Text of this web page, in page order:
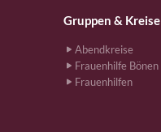
Gruppen & Kreise
Abendkreise
Frauenhilfe Bönen
Frauenhilfen